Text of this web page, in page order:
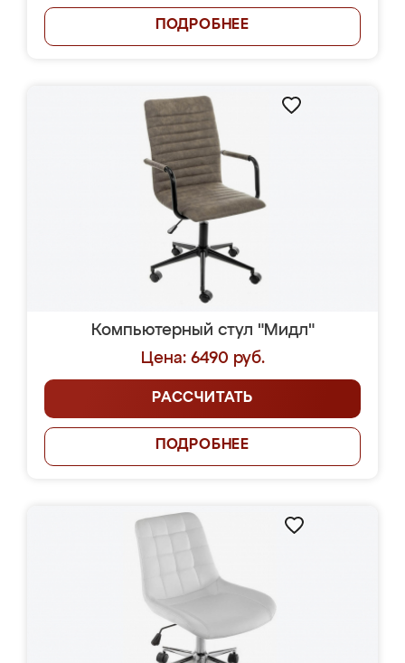
ПОДРОБНЕЕ
Компьютерный стул "Мидл"
Цена: 6490 руб.
РАССЧИТАТЬ
ПОДРОБНЕЕ